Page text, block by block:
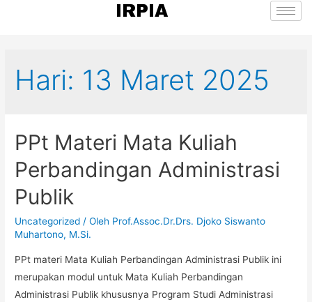
IRPIA
Hari: 13 Maret 2025
PPt Materi Mata Kuliah
Perbandingan Administrasi
Publik
Uncategorized / Oleh Prof.Assoc.Dr.Drs. Djoko Siswanto
Muhartono, M.Si.
PPt materi Mata Kuliah Perbandingan Administrasi Publik ini
merupakan modul untuk Mata Kuliah Perbandingan
Administrasi Publik khususnya Program Studi Administrasi